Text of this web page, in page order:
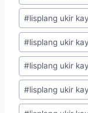
#lisplang ukir
#lisplang ukir
#lisplang ukir
#lisplang ukir